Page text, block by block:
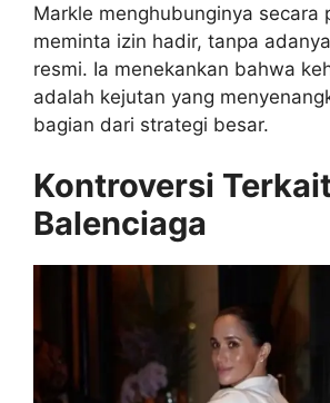
Markle menghubunginya secara
meminta izin hadir, tanpa
resmi. Ia menekankan bahwa
adalah kejutan yang
bagian dari strategi besar.
Kontroversi
Balenciaga